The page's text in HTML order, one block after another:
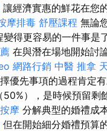
讓經濟實惠的鮮花在您
摩排毒 舒壓課程 無論
得更容易的一件事是
在與潛在場地開始討
網路行銷 中醫 推拿
優先事項的過程肯定
），是時候預留剩
摩 分解典型的婚禮成
但在開始細分婚禮預算